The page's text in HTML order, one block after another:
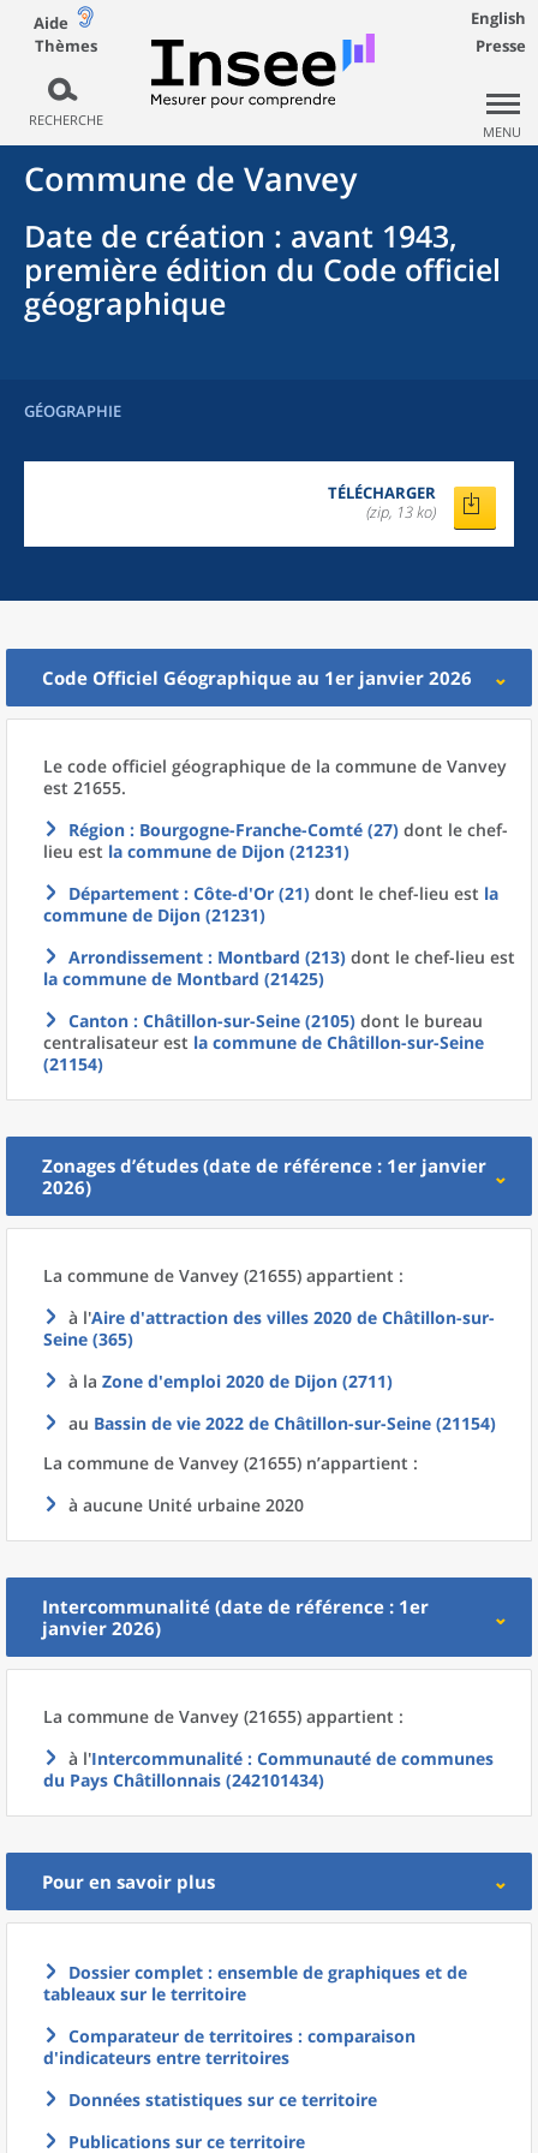
Aide
Thèmes
RECHERCHE
English
Presse
MENU
Commune de Vanvey
Date de création : avant 1943,
première édition du Code officiel
géographique
GÉOGRAPHIE
TÉLÉCHARGER
(zip, 13 ko)
Code Officiel Géographique au 1er janvier 2026
Le code officiel géographique de la commune de Vanvey
est 21655.
Région : Bourgogne-Franche-Comté (27) dont le chef-
lieu est la commune de Dijon (21231)
Département : Côte-d'Or (21) dont le chef-lieu est la
commune de Dijon (21231)
Arrondissement : Montbard (213) dont le chef-lieu est
la commune de Montbard (21425)
Canton : Châtillon-sur-Seine (2105) dont le bureau
centralisateur est la commune de Châtillon-sur-Seine
(21154)
Zonages d’études (date de référence : 1er janvier
2026)
La commune de Vanvey (21655) appartient :
à l'Aire d'attraction des villes 2020 de Châtillon-sur-
Seine (365)
à la Zone d'emploi 2020 de Dijon (2711)
au Bassin de vie 2022 de Châtillon-sur-Seine (21154)
La commune de Vanvey (21655) n’appartient :
à aucune Unité urbaine 2020
Intercommunalité (date de référence : 1er
janvier 2026)
La commune de Vanvey (21655) appartient :
à l'Intercommunalité : Communauté de communes
du Pays Châtillonnais (242101434)
Pour en savoir plus
Dossier complet : ensemble de graphiques et de
tableaux sur le territoire
Comparateur de territoires : comparaison
d'indicateurs entre territoires
Données statistiques sur ce territoire
Publications sur ce territoire